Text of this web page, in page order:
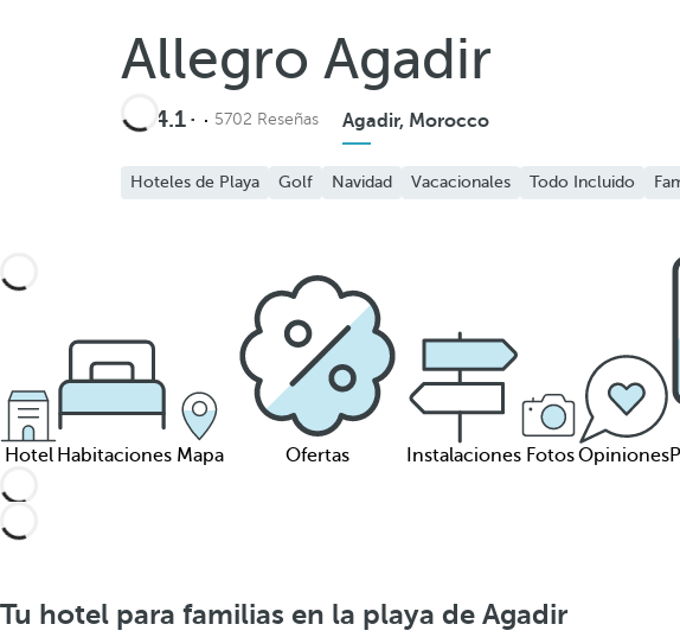
Allegro Agadir
4.1 5702 Reseñas Agadir, Morocco
Hoteles de Playa Golf Navidad Vacacionales Todo Incluido
Hotel Habitaciones Mapa Ofertas Instalaciones FotosOpiniones
Tu hotel para familias en la playa de Agadir